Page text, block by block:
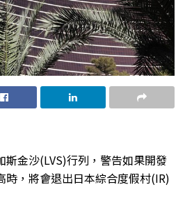
斯金沙(LVS)行列，警告如果開發
時，將會退出日本綜合度假村(IR)